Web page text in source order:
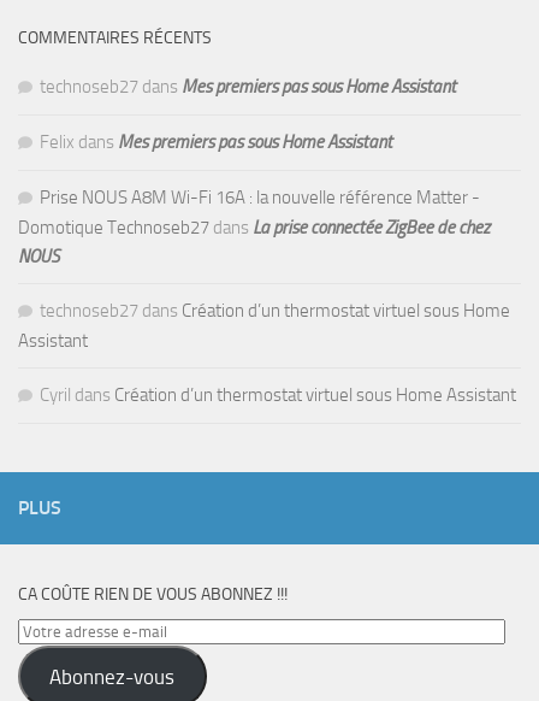
COMMENTAIRES RÉCENTS
technoseb27 dans Mes premiers pas sous Home Assistant
Felix dans Mes premiers pas sous Home Assistant
Prise NOUS A8M Wi-Fi 16A : la nouvelle référence Matter -
Domotique Technoseb27 dans La prise connectée ZigBee de chez
NOUS
technoseb27 dans Création d’un thermostat virtuel sous Home
Assistant
Cyril dans Création d’un thermostat virtuel sous Home Assistant
PLUS
CA COÛTE RIEN DE VOUS ABONNEZ !!!
Votre
adresse
e-
Abonnez-vous